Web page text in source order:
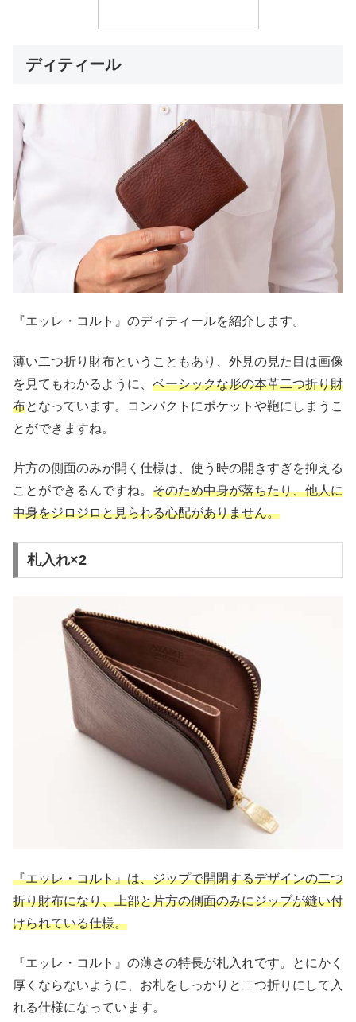
ディティール
『エッレ・コルト』のディティールを紹介します。
薄い二つ折り財布ということもあり、外見の見た目は画像
を見てもわかるように、 ベーシックな形の本革二つ折り財
布となっています。コンパクトにポケットや鞄にしまうこ
とができますね。
片方の側面のみが開く仕様は、使う時の開きすぎを抑える
ことができるんですね。 そのため中身が落ちたり、他人に
中身をジロジロと見られる心配がありません。
札入れ×2
『エッレ・コルト』は、ジップで開閉するデザインの二つ
折り財布になり、上部と片方の側面のみにジップが縫い付
けられている仕様。
『エッレ・コルト』の薄さの特長が札入れです。とにかく
厚くならないように、お札をしっかりと二つ折りにして入
れる仕様になっています。